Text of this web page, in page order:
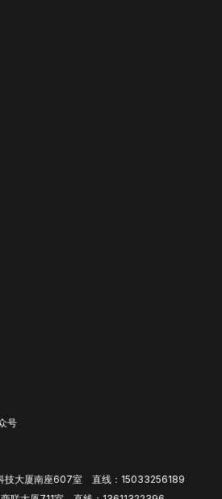
号
技大厦南座607室 直线：15033256189